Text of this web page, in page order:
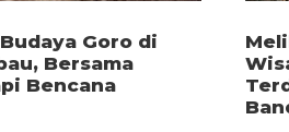
Goro di
Bersama
Bencana